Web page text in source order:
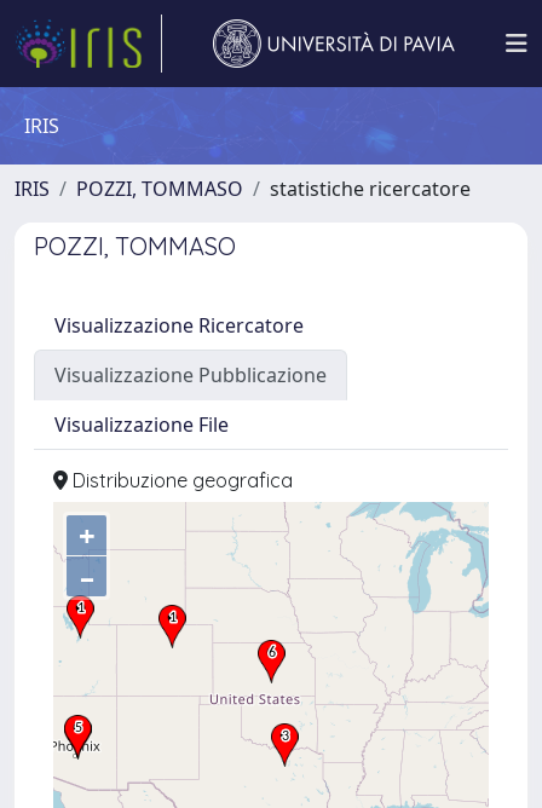
IRIS
IRIS POZZI, TOMMASO statistiche ricercatore
POZZI, TOMMASO
Visualizzazione Ricercatore
Visualizzazione Pubblicazione
Visualizzazione File
Distribuzione geografica
+
–